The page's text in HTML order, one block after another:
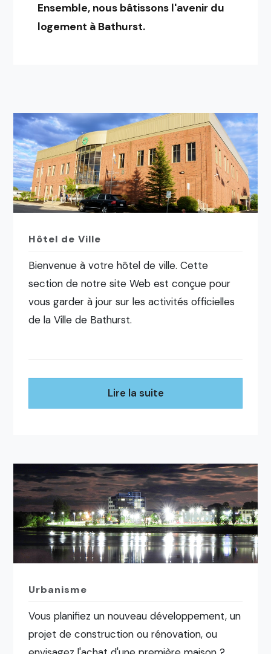
Ensemble, nous bâtissons l'avenir du
logement à Bathurst.
Hôtel de Ville
Bienvenue à votre hôtel de ville. Cette
section de notre site Web est conçue pour
vous garder à jour sur les activités officielles
de la Ville de Bathurst.
Lire la suite
Urbanisme
Vous planifiez un nouveau développement, un
projet de construction ou rénovation, ou